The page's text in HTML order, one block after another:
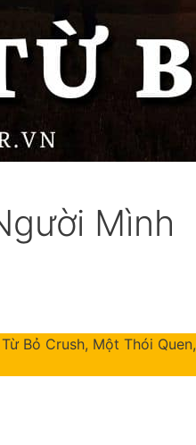
Mình
Bỏ Crush, Một Thói Quen,